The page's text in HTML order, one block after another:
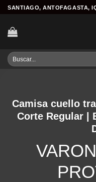
Skip
content
SANTIAGO, ANTOFAGASTA,
Buscar
por:
Camisa cuello
Corte Regular |
VARON